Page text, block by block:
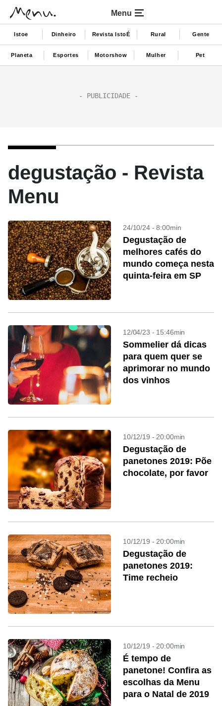
Menu
Istoe Dinheiro Revista IstoÉ Rural Gente
Planeta Esportes Motorshow Mulher Pet
degustação - Revista
Menu
24/10/24 - 8:00min
Degustação de
melhores cafés do
mundo começa nesta
quinta-feira em SP
12/04/23 - 15:46min
Sommelier dá dicas
para quem quer se
aprimorar no mundo
dos vinhos
10/12/19 - 20:00min
Degustação de
panetones 2019: Põe
chocolate, por favor
10/12/19 - 20:00min
Degustação de
panetones 2019:
Time recheio
10/12/19 - 20:00min
É tempo de
panetone! Confira as
escolhas da Menu
para o Natal de 2019